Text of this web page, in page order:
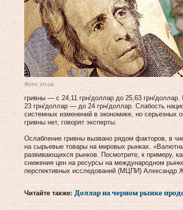
Фото: zn.ua
гривны — с 24,11 грн/доллар до 25,63 грн/
23 грн/доллар — до 24 грн/доллар. Слабость
системных изменений в экономике, но серьезных
гривны нет, говорят эксперты.
Ослабление гривны вызвано рядом факторов, в
на сырьевые товары на мировых рынках.
развивающихся рынков. Посмотрите, к примеру,
снижения цен на ресурсы на международном
перспективных исследований (МЦПИ) Александр
Читайте также: Доллар на черном рынке